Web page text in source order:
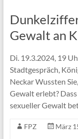
Gewalt an
Di. 19.3.2024, 19
Stadtgespräch,
Neckar Wussten
Gewalt erlebt?
sexueller Gewalt
FPZ März